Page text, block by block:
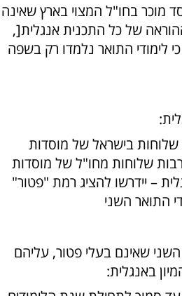
מוכר בחו"ל המצוי בארץ שאינה
של כל התכנית אנגלית[,
לימודי התואר נלמדו רק בשפה
שלוחות בישראל של מוסדות
שלוחות מחו"ל של מוסדות
– יידרשו להציג רמת "פטור"
התואר השני
שאינם בעלי פטור, עליהם
באנגלית: